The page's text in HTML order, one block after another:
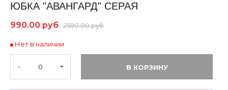
ЮБКА "АВАНГАРД" СЕРАЯ
990.00 руб 2590.00 руб
Нет в наличии
- + В КОРЗИНУ